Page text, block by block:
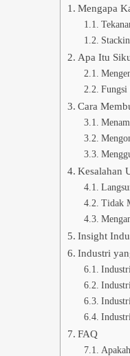
Mengapa
Apa Itu
Fungsi
Cara
Kesalahan
Tidak
Insight
Industri
FAQ